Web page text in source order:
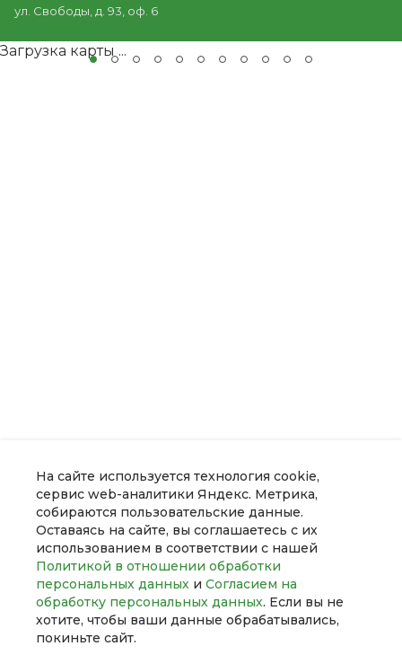
На сайте используется технология cookie,
сервис web-аналитики Яндекс. Метрика,
собираются пользовательские данные.
Оставаясь на сайте, вы соглашаетесь с их
использованием в соответствии с нашей
Политикой в отношении обработки
персональных данных и Согласием на
обработку персональных данных. Если вы не
хотите, чтобы ваши данные обрабатывались,
покиньте сайт.
ул. Свободы, д. 93, оф. 6
Загрузка карты ...
О компании
Услуги
Инженерные коммуникации
Строительство
Ремонт